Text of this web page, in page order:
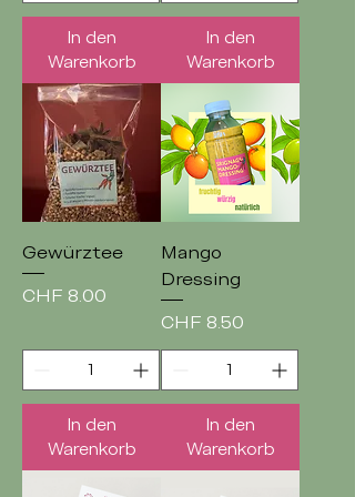
In den
Warenkorb
In den
Warenkorb
Gewürztee
Preis
CHF 8.00
In den
Warenkorb
Mango
Dressing
Preis
CHF 8.50
In den
Warenkorb